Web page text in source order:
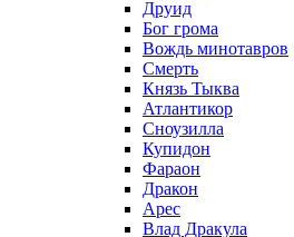
Друид
Бог грома
Вождь минотавров
Смерть
Князь Тыква
Атлантикор
Сноузилла
Купидон
Фараон
Дракон
Арес
Влад Дракула